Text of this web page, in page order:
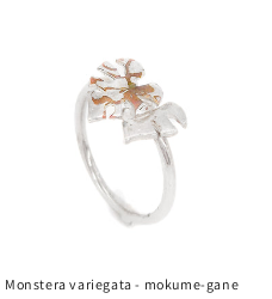
Monstera variegata - mokume-gane